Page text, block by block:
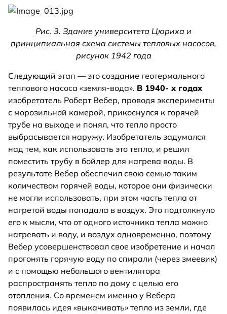
Рис. 3. Здание университета Цюриха и
принципиальная схема системы тепловых насосов,
рисунок 1942 года
Следующий этап — это создание геотермального
теплового насоса «земля-вода». В 1940- х годах
изобретатель Роберт Вебер, проводя эксперименты
с морозильной камерой, прикоснулся к горячей
трубе на выходе и понял, что тепло просто
выбрасывается наружу. Изобретатель задумался
над тем, как использовать это тепло, и решил
поместить трубу в бойлер для нагрева воды. В
результате Вебер обеспечил свою семью таким
количеством горячей воды, которое они физически
не могли использовать, при этом часть тепла от
нагретой воды попадала в воздух. Это подтолкнуло
его к мысли, что от одного источника тепла можно
нагревать и воду, и воздух одновременно, поэтому
Вебер усовершенствовал свое изобретение и начал
прогонять горячую воду по спирали (через змеевик)
и с помощью небольшого вентилятора
распространять тепло по дому с целью его
отопления. Со временем именно у Вебера
появилась идея «выкачивать» тепло из земли, где